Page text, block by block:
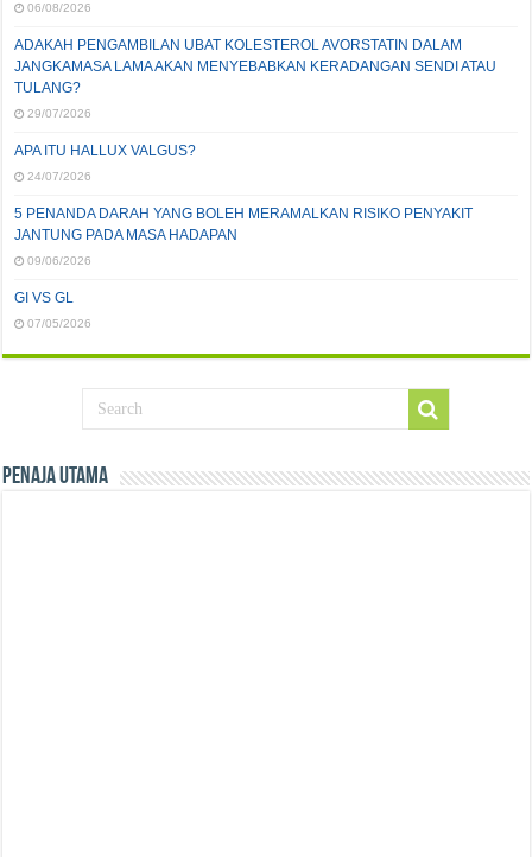
06/08/2026
ADAKAH PENGAMBILAN UBAT KOLESTEROL AVORSTATIN DALAM
JANGKAMASA LAMA AKAN MENYEBABKAN KERADANGAN SENDI ATAU
TULANG?
29/07/2026
APA ITU HALLUX VALGUS?
24/07/2026
5 PENANDA DARAH YANG BOLEH MERAMALKAN RISIKO PENYAKIT
JANTUNG PADA MASA HADAPAN
09/06/2026
GI VS GL
07/05/2026
Penaja Utama